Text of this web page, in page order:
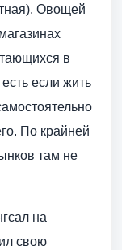
Овощей
в
если жить
По крайней
там не
на
свою